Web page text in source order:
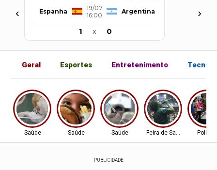
‹ Espanha
19/07
16:00
Argentina
1 x 0
›
Geral Esportes Entretenimento
Saúde Saúde Saúde Feira de Santana-BAPolítica
PUBLICIDADE